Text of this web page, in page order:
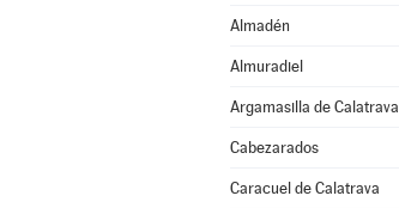
Almadén
Almuradiel
Argamasilla de Calatrava
Cabezarados
Caracuel de Calatrava